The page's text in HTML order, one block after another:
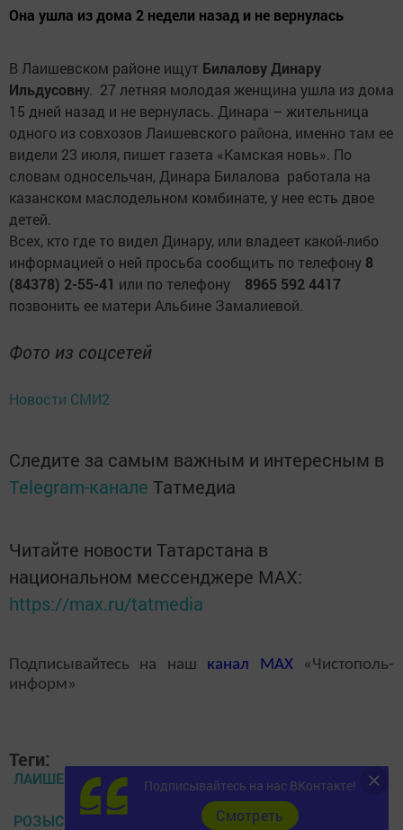
Она ушла из дома 2 недели назад и не вернулась
В Лаишевском районе ищут Билалову Динару
Ильдусовну. 27 летняя молодая женщина ушла из дома
15 дней назад и не вернулась. Динара – жительница
одного из совхозов Лаишевского района, именно там ее
видели 23 июля, пишет газета «Камская новь». По
словам односельчан, Динара Билалова работала на
казанском маслодельном комбинате, у нее есть двое
детей.
Всех, кто где то видел Динару, или владеет какой-либо
информацией о ней просьба сообщить по телефону 8
(84378) 2-55-41 или по телефону 8965 592 4417
позвонить ее матери Альбине Замалиевой.
Фото из соцсетей
Новости СМИ2
Следите за самым важным и интересным в
Telegram-канале Татмедиа
Читайте новости Татарстана в
национальном мессенджере MАХ:
https://max.ru/tatmedia
Подписывайтесь на наш канал MAX«Чистополь-
информ»
Теги:
ЛАИШЕВО
РОЗЫСК
Подписывайтесь на нас ВКонтакте!
Cмотреть